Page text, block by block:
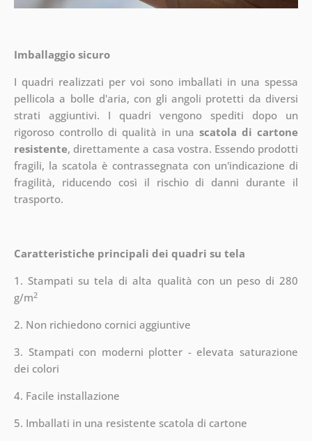
Imballaggio sicuro
I quadri realizzati per voi sono imballati in una spessa
pellicola a bolle d'aria, con gli angoli protetti da diversi
strati aggiuntivi. I quadri vengono spediti dopo un
rigoroso controllo di qualità in unascatola di cartone
resistente, direttamente a casa vostra. Essendo prodotti
fragili, la scatola è contrassegnata con un'indicazione di
fragilità, riducendo così il rischio di danni durante il
trasporto.
Caratteristiche principali dei quadri su tela
1. Stampati su tela di alta qualità con un peso di 280
g/m2
2. Non richiedono cornici aggiuntive
3. Stampati con moderni plotter - elevata saturazione
dei colori
4. Facile installazione
5. Imballati in una resistente scatola di cartone